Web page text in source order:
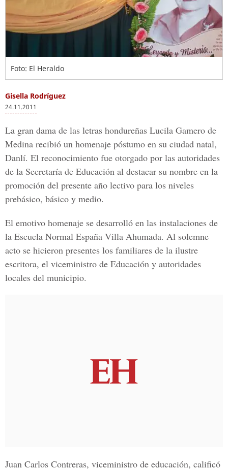
Foto: El Heraldo
Gisella Rodríguez
24.11.2011
La gran dama de las letras hondureñas Lucila Gamero de
Medina recibió un homenaje póstumo en su ciudad natal,
Danlí. El reconocimiento fue otorgado por las autoridades
de la Secretaría de Educación al destacar su nombre en la
promoción del presente año lectivo para los niveles
prebásico, básico y medio.
El emotivo homenaje se desarrolló en las instalaciones de
la Escuela Normal España Villa Ahumada. Al solemne
acto se hicieron presentes los familiares de la ilustre
escritora, el viceministro de Educación y autoridades
locales del municipio.
Juan Carlos Contreras, viceministro de educación, calificó